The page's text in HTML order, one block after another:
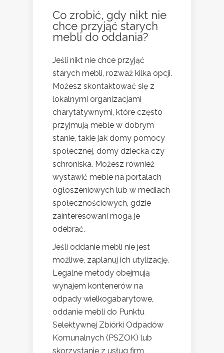
Co zrobić, gdy nikt nie
chce przyjąć starych
mebli do oddania?
Jeśli nikt nie chce przyjąć
starych mebli, rozważ kilka opcji.
Możesz skontaktować się z
lokalnymi organizacjami
charytatywnymi, które często
przyjmują meble w dobrym
stanie, takie jak domy pomocy
społecznej, domy dziecka czy
schroniska. Możesz również
wystawić meble na portalach
ogłoszeniowych lub w mediach
społecznościowych, gdzie
zainteresowani mogą je
odebrać.
Jeśli oddanie mebli nie jest
możliwe, zaplanuj ich utylizację.
Legalne metody obejmują
wynajem kontenerów na
odpady wielkogabarytowe,
oddanie mebli do Punktu
Selektywnej Zbiórki Odpadów
Komunalnych (PSZOK) lub
skorzystanie z usług firm